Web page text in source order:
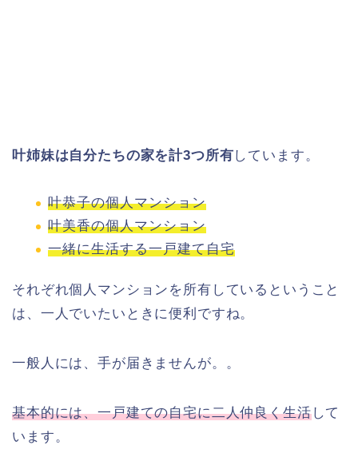
叶姉妹は自分たちの家を計3つ所有しています。
叶恭子の個人マンション
叶美香の個人マンション
一緒に生活する一戸建て自宅
それぞれ個人マンションを所有しているということ
は、一人でいたいときに便利ですね。
一般人には、手が届きませんが。。
基本的には、一戸建ての自宅に二人仲良く生活して
います。